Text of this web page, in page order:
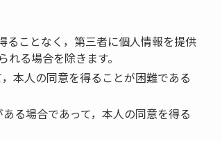
ることなく，第三者に個人情報を提供
る場合を除きます。
本人の同意を得ることが困難である
る場合であって，本人の同意を得る